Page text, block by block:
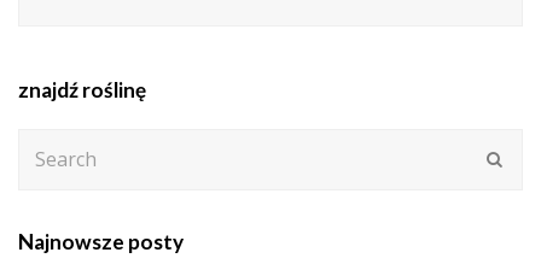
znajdź roślinę
Najnowsze posty